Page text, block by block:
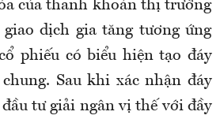
của thanh khoản thị trường
dịch gia tăng tương ứng
phiếu có biểu hiện tạo đáy
Sau khi xác nhận đáy
tư giải ngân vị thế với đầy